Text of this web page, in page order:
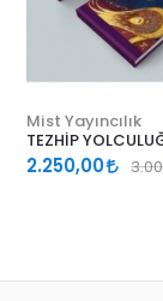
Mist Yayıncılık
TEZHİP
2.250,00